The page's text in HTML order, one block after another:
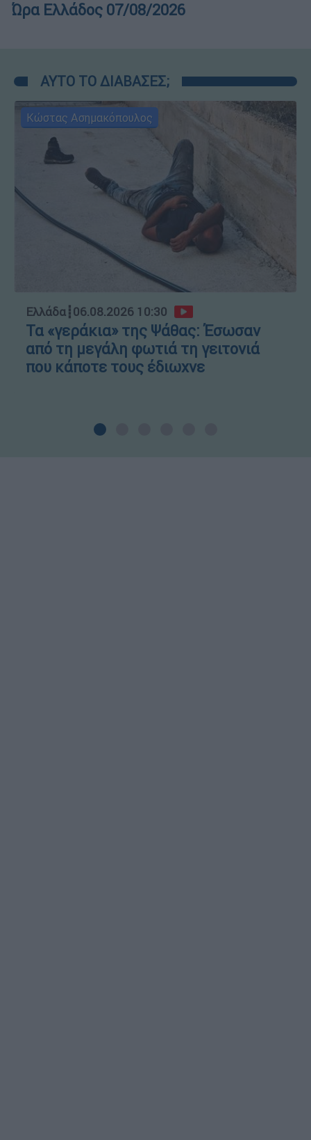
Ώρα Ελλάδος 07/08/2026
ΑΥΤΟ ΤΟ ΔΙΑΒΑΣΕΣ;
Κώστας Ασημακόπουλος
Ελλάδα┋06.08.2026 10:30
Τα «γεράκια» της Ψάθας: Έσωσαν
από τη μεγάλη φωτιά τη γειτονιά
που κάποτε τους έδιωχνε